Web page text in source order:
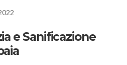
e Sanificazione